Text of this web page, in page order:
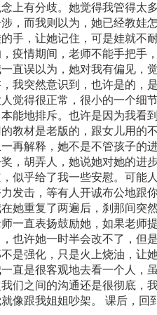
上有分歧。她觉得我管得太
，而我则以为，她已经教娃
手，让她记住，可是娃就不
疫情期间，老师不能手把手
直误以为，她对我有偏见，
我突然意识到，也许是的，
觉得很正常，很小的一个细
能地排斥。也许是因为我看
的教材是老版的，跟女儿用的
再解释，她不是不管孩子的
，胡弄人，她说她对她的进
似乎给了我一些安慰。可能
发击，等有人开诚布公地跟
她重复了两遍后，刹那间突
一直表扬鼓励她，如果老师
也许她一时半会改不了，但
是强化，只是火上烧油，让
直是很客观地去看一个人，
们之间的沟通还是很彻底，
像跟我姐姐吵架。 课后，回